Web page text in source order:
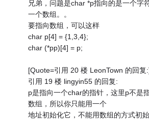
兄弟，问题是char *p指向的是一个字
一个数组。。
要指向数组，可以这样
char p[4] = {1,3,4};
char (*pp)[4] = p;
[Quote=引用 20 楼 LeonTown 的回复
引用 19 楼 lingyin55 的回复:
p是指向一个char的指针，这里p不是
数组，所以你只能用一个
地址初始化它，不能用数组的方式初始